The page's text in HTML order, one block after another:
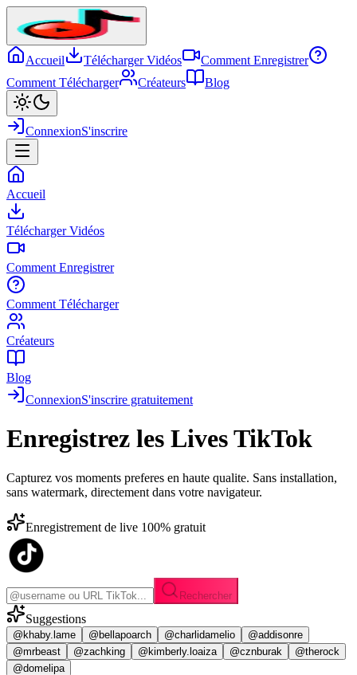
Accueil Télécharger Vidéos
Comment Enregistrer
Comment Télécharger
Créateurs Blog
ConnexionS'inscrire
Accueil
Télécharger Vidéos
Comment Enregistrer
Comment Télécharger
Créateurs
Blog
ConnexionS'inscrire gratuitement
Enregistrez les Lives TikTok
Capturez vos moments preferes en haute qualite. Sans installation,
sans watermark, directement dans votre navigateur.
Enregistrement de live 100% gratuit
Rechercher
Suggestions
@khaby.lame @bellapoarch @charlidamelio
@addisonre
@mrbeast
@zachking @kimberly.loaiza @cznburak
@therock
@domelipa